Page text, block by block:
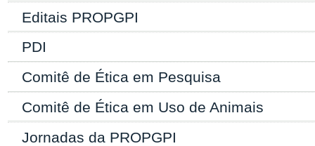
Editais PROPGPI
PDI
Comitê de Ética em Pesquisa
Comitê de Ética em Uso de Animais
Jornadas da PROPGPI